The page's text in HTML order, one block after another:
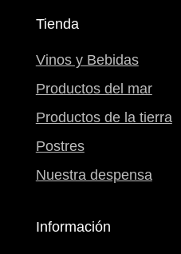
Tienda
Vinos y Bebidas
Productos del mar
Productos de la tierra
Postres
Nuestra despensa
Información